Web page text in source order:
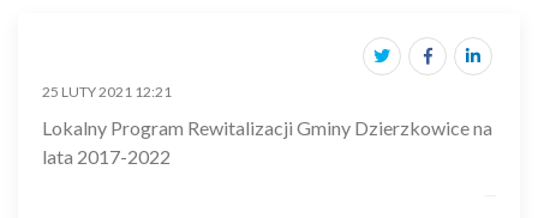
25 LUTY 2021 12:21
Lokalny Program Rewitalizacji Gminy Dzierzkowice na
lata 2017-2022